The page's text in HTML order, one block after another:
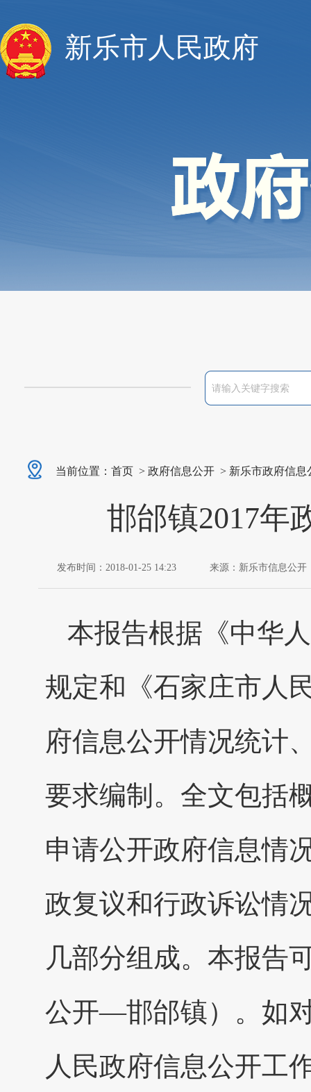
新乐市人民政府
当前位置： 首页 > 政府信息公开 > 新乐市政府信息
邯邰镇2017年
发布时间：2018-01-25 14:23 来源：新乐市信息公开
本报告根据《中华
规定和《石家庄市人
府信息公开情况统计
要求编制。全文包括
申请公开政府信息情
政复议和行政诉讼情
几部分组成。本报告
公开—邯邰镇）。如
人民政府信息公开工